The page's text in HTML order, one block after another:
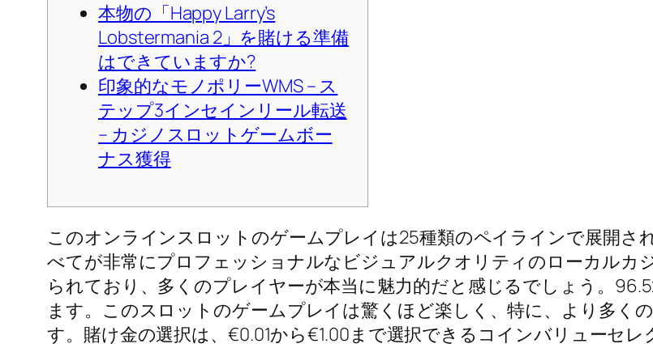
本物の「Happy Larry’s
Lobstermania 2」を賭ける準備
はできていますか?
印象的なモノポリーWMS – ス
テップ3インセインリール転送
– カジノスロットゲームボー
ナス獲得
このオンラインスロットのゲームプレイは25種類のペイラインで展開さ
べてが非常にプロフェッショナルなビジュアルクオリティのローカルカ
られており、多くのプレイヤーが本当に魅力的だと感じるでしょう。
ます。このスロットのゲームプレイは驚くほど楽しく、特に、より多く
す。賭け金の選択は、€0.01から€1.00まで選択できるコインバリューセレ